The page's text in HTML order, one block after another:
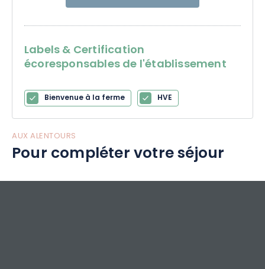
Labels & Certification
écoresponsables de l'établissement
Bienvenue à la ferme HVE
AUX ALENTOURS
Pour compléter votre séjour